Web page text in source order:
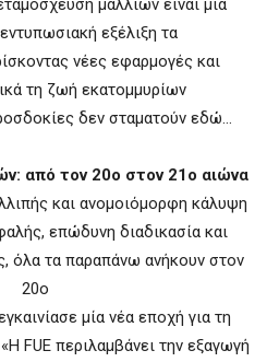
μαλλιών είναι μία
εξέλιξη τα
νέες εφαρμογές και
τη ζωή εκατομμυρίων
δεν σταματούν εδώ…
από τον 20ο στον 21ο αιώνα
και ανομοιόμορφη κάλυψη
επώδυνη διαδικασία και
όλα τα παραπάνω ανήκουν στον
20ο
μία νέα εποχή για τη
FUE περιλαμβάνει την εξαγωγή